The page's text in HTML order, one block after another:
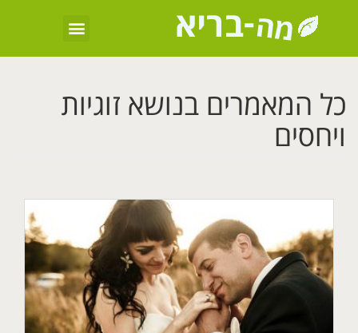
כל המאמרים בנושא זוגיות
ויחסים